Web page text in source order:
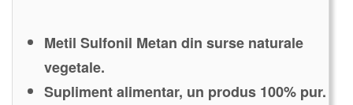
Metil Sulfonil Metan din surse naturale
vegetale.
Supliment alimentar, un produs 100% pur.